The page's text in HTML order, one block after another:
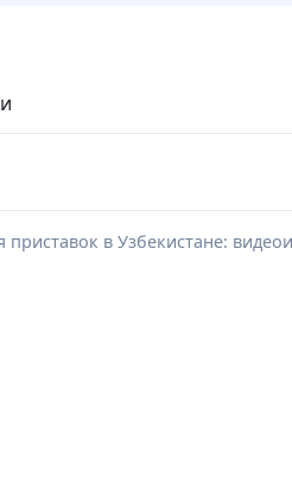
в Узбекистане: